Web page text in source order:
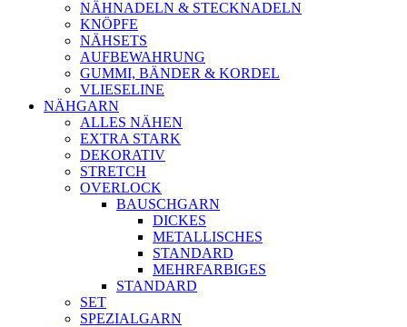
NÄHNADELN & STECKNADELN
KNÖPFE
NÄHSETS
AUFBEWAHRUNG
GUMMI, BÄNDER & KORDEL
VLIESELINE
NÄHGARN
ALLES NÄHEN
EXTRA STARK
DEKORATIV
STRETCH
OVERLOCK
BAUSCHGARN
DICKES
METALLISCHES
STANDARD
MEHRFARBIGES
STANDARD
SET
SPEZIALGARN